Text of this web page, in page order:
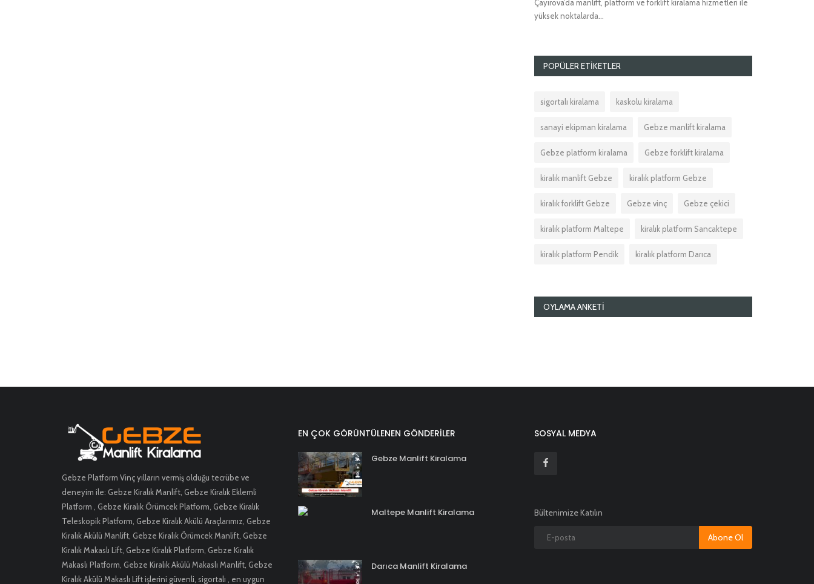
Çayırova’da manlift, platform ve forklift kiralama hizmetleri ile
yüksek noktalarda...
POPÜLER ETIKETLER
sigortalı kiralama kaskolu kiralama
sanayi ekipman kiralama Gebze manlift kiralama
Gebze platform kiralama Gebze forklift kiralama
kiralık manlift Gebze kiralık platform Gebze
kiralık forklift Gebze Gebze vinç Gebze çekici
kiralık platform Maltepe kiralık platform Sancaktepe
kiralık platform Pendik kiralık platform Darıca
OYLAMA ANKETI
Gebze Platform Vinç yılların vermiş olduğu tecrübe ve
deneyim ile: Gebze Kiralık Manlift, Gebze Kiralık Eklemli
Platform , Gebze Kiralık Örümcek Platform, Gebze Kiralık
Teleskopik Platform, Gebze Kiralık Akülü Araçlarımız, Gebze
Kiralık Akülü Manlift, Gebze Kiralık Örümcek Manlift, Gebze
Kiralık Makaslı Lift, Gebze Kiralık Platform, Gebze Kiralık
Makaslı Platform, Gebze Kiralık Akülü Makaslı Manlift, Gebze
Kiralık Akülü Makaslı Lift işlerini güvenli, sigortalı , en uygun
EN ÇOK GÖRÜNTÜLENEN GÖNDERILER
Gebze Manlift Kiralama
Maltepe Manlift Kiralama
Darıca Manlift Kiralama
SOSYAL MEDYA
Bültenimize Katılın
Abone Ol